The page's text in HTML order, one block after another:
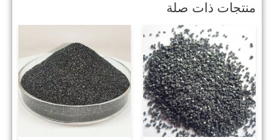
منتجات ذات صلة